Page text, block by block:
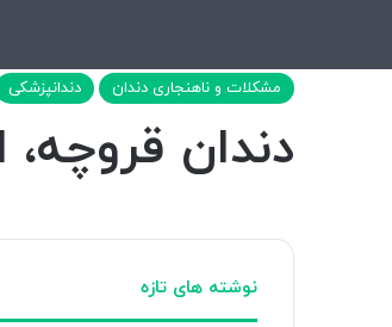
مشکلات و ناهنجاری دندان دندانپزشکی
دندان
نوشته های تازه